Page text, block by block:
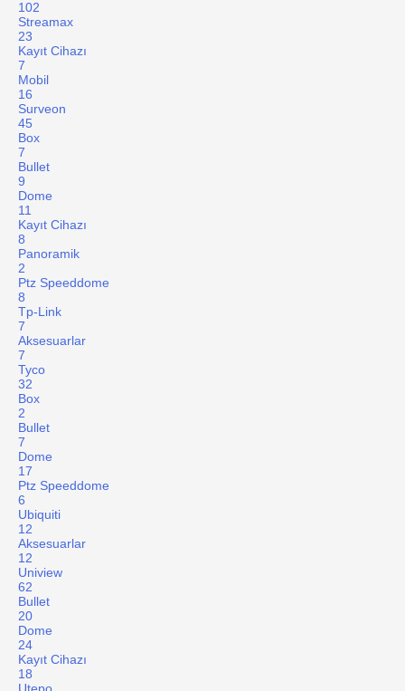
102
Streamax
23
Kayıt Cihazı
7
Mobil
16
Surveon
45
Box
7
Bullet
9
Dome
11
Kayıt Cihazı
8
Panoramik
2
Ptz Speeddome
8
Tp-Link
7
Aksesuarlar
7
Tyco
32
Box
2
Bullet
7
Dome
17
Ptz Speeddome
6
Ubiquiti
12
Aksesuarlar
12
Uniview
62
Bullet
20
Dome
24
Kayıt Cihazı
18